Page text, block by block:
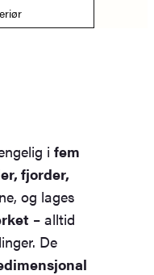
i fem
fjorder,
og lages
– alltid
De